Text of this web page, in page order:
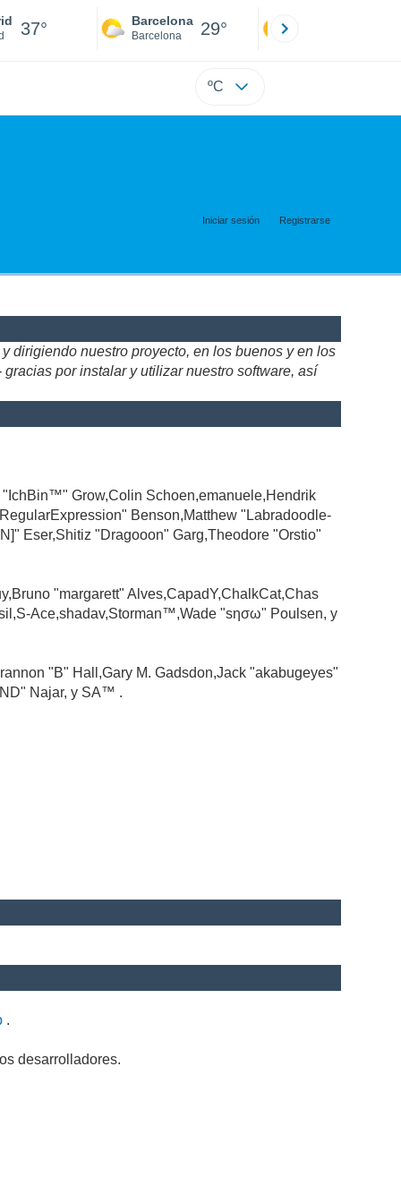
37° Barcelona
Barcelona 29°
ºC
Iniciar sesión Registrarse
dirigiendo nuestro proyecto, en los buenos y en los
por instalar y utilizar nuestro software, así
Grow,Colin Schoen,emanuele,Hendrik
Benson,Matthew "Labradoodle-
Eser,Shitiz "Dragooon" Garg,Theodore "Orstio"
"margarett" Alves,CapadY,ChalkCat,Chas
Ace,shadav,Storman™,Wade "sησω" Poulsen, y
"B" Hall,Gary M. Gadsdon,Jack "akabugeyes"
Najar, y SA™ .
.
desarrolladores.